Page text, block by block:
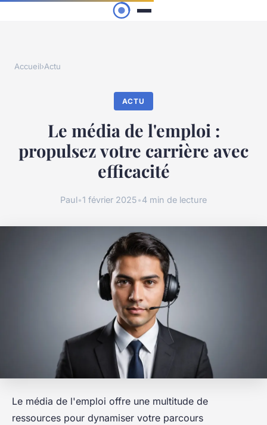
Accueil›Actu
ACTU
Le média de l'emploi :
propulsez votre carrière avec
efficacité
Paul•1 février 2025•4 min de lecture
Le média de l'emploi offre une multitude de
ressources pour dynamiser votre parcours